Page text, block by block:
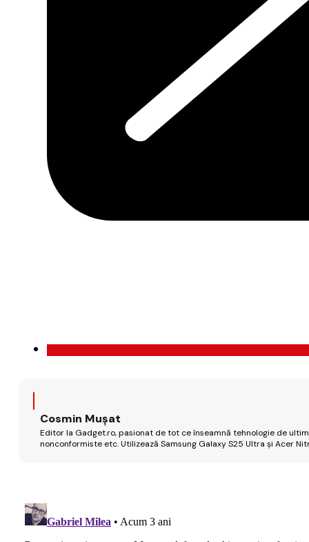
Cosmin Mușat
Editor la Gadget.ro, pasionat de tot ce înseamnă tehnologie de
nonconformiste etc. Utilizează Samsung Galaxy S25 Ultra și Acer